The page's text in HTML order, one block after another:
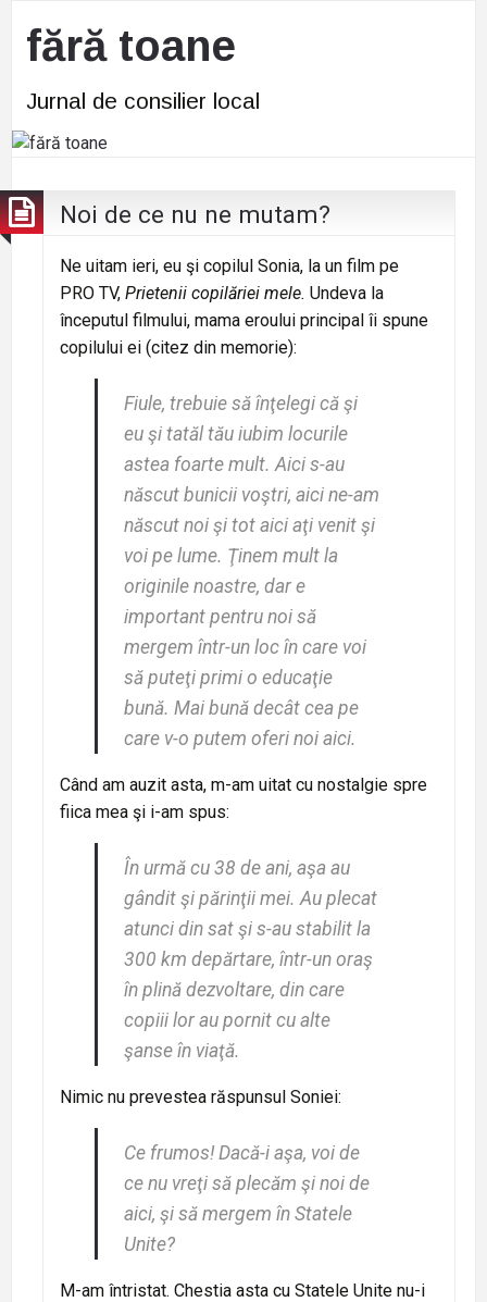
fără toane
Jurnal de consilier local
Noi de ce nu ne mutam?
Ne uitam ieri, eu şi copilul Sonia, la un film pe
PRO TV, Prietenii copilăriei mele. Undeva la
începutul filmului, mama eroului principal îi spune
copilului ei (citez din memorie):
Fiule, trebuie să înţelegi că şi
eu şi tatăl tău iubim locurile
astea foarte mult. Aici s-au
născut bunicii voştri, aici ne-am
născut noi şi tot aici aţi venit şi
voi pe lume. Ţinem mult la
originile noastre, dar e
important pentru noi să
mergem într-un loc în care voi
să puteţi primi o educaţie
bună. Mai bună decât cea pe
care v-o putem oferi noi aici.
Când am auzit asta, m-am uitat cu nostalgie spre
fiica mea şi i-am spus:
În urmă cu 38 de ani, aşa au
gândit şi părinţii mei. Au plecat
atunci din sat şi s-au stabilit la
300 km depărtare, într-un oraş
în plină dezvoltare, din care
copiii lor au pornit cu alte
şanse în viaţă.
Nimic nu prevestea răspunsul Soniei:
Ce frumos! Dacă-i aşa, voi de
ce nu vreţi să plecăm şi noi de
aici, şi să mergem în Statele
Unite?
M-am întristat. Chestia asta cu Statele Unite nu-i